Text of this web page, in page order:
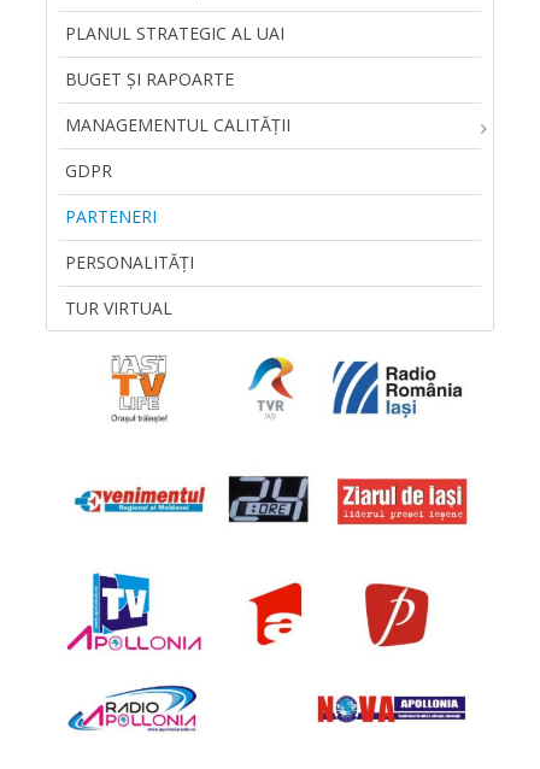
PLANUL STRATEGIC AL UAI
BUGET ȘI RAPOARTE
MANAGEMENTUL CALITĂŢII
GDPR
PARTENERI
PERSONALITĂȚI
TUR VIRTUAL